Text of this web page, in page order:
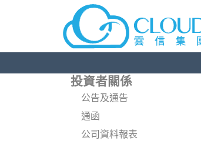
投資者關係
公告及通告
通函
公司資料報表